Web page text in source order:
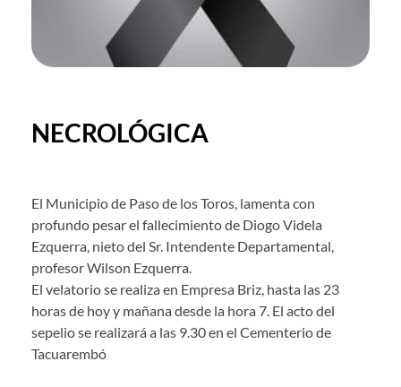
NECROLÓGICA
El Municipio de Paso de los Toros, lamenta con
profundo pesar el fallecimiento de Diogo Videla
Ezquerra, nieto del Sr. Intendente Departamental,
profesor Wilson Ezquerra.
El velatorio se realiza en Empresa Briz, hasta las 23
horas de hoy y mañana desde la hora 7. El acto del
sepelio se realizará a las 9.30 en el Cementerio de
Tacuarembó